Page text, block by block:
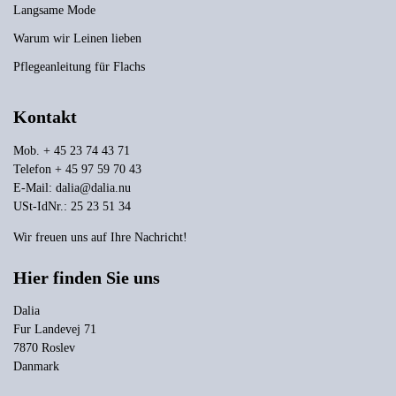
Langsame Mode
Warum wir Leinen lieben
Pflegeanleitung für Flachs
Kontakt
Mob. + 45 23 74 43 71
Telefon + 45 97 59 70 43
E-Mail: dalia@dalia.nu
USt-IdNr.: 25 23 51 34
Wir freuen uns auf Ihre Nachricht!
Hier finden Sie uns
Dalia
Fur Landevej 71
7870 Roslev
Danmark